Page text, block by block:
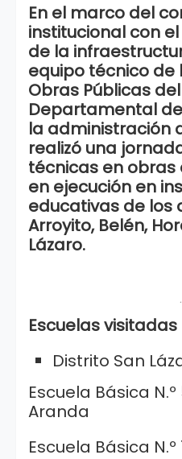
En el marco del
institucional con
de la
equipo técnico
Obras Públicas
Departamental
la administración
realizó una
técnicas en
en ejecución en
educativas de los
Arroyito, Belén,
Lázaro.
.
Escuelas visitadas
Distrito San
Escuela Básica
Aranda
Escuela Básica